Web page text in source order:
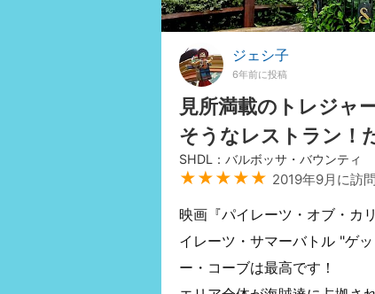
ジェシ子
6年前に投稿
見所満載のトレジャ
そうなレストラン！
SHDL：バルボッサ・バウンティ
★★★★★ 2019年9月に訪問
映画『パイレーツ・オブ・カ
イレーツ・サマーバトル "ゲ
ー・コーブは最高です！